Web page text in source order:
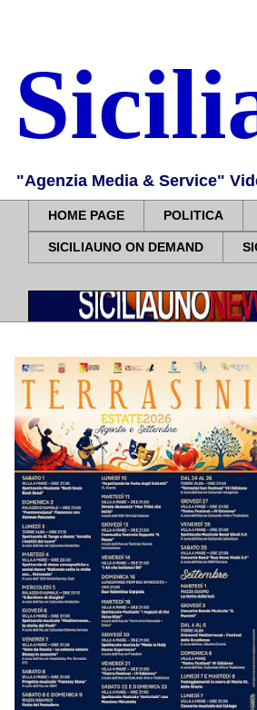
"Agenzia Media & Service"
HOME PAGE POLITICA
SICILIAUNO ON DEMAND